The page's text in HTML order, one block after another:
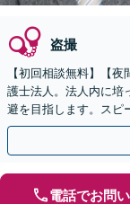
盗撮
【初回相談無料】【
護士法人。法人内に培
避を目指します。スピ
最善の解決を目指しま
電話でお問